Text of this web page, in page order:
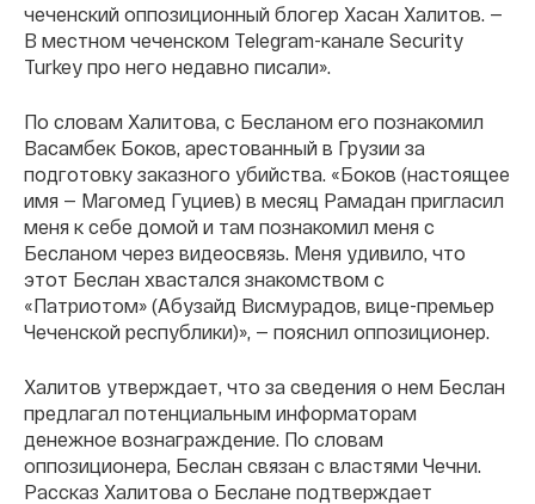
чеченский оппозиционный блогер Хасан Халитов. —
В местном чеченском Telegram-канале Security
Turkey про него недавно писали».
По словам Халитова, с Бесланом его познакомил
Васамбек Боков, арестованный в Грузии за
подготовку заказного убийства. «Боков (настоящее
имя — Магомед Гуциев) в месяц Рамадан пригласил
меня к себе домой и там познакомил меня с
Бесланом через видеосвязь. Меня удивило, что
этот Беслан хвастался знакомством с
«Патриотом» (Абузайд Висмурадов, вице-премьер
Чеченской республики)», — пояснил оппозиционер.
Халитов утверждает, что за сведения о нем Беслан
предлагал потенциальным информаторам
денежное вознаграждение. По словам
оппозиционера, Беслан связан с властями Чечни.
Рассказ Халитова о Беслане подтверждает